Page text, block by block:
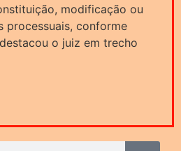
modificação ou
processuais, conforme
o juiz em trecho